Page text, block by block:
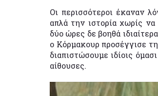
Οι περισσότεροι έκαναν
απλά την ιστορία χωρίς να
δύο ώρες δε βοηθά
ο Κόρμακουρ προσέγγισε
διαπιστώσουμε ιδίοις
αίθουσες.